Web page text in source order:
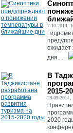
7-10-2014,
ожидает
дня....
В
2015-
29-09-2014,
2020